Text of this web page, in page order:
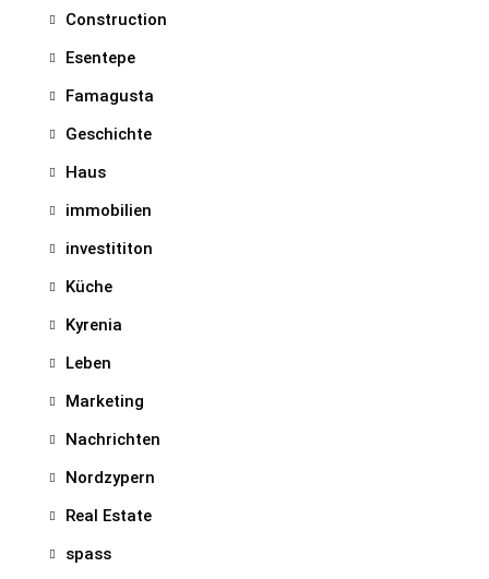
Construction
Esentepe
Famagusta
Geschichte
Haus
immobilien
investititon
Küche
Kyrenia
Leben
Marketing
Nachrichten
Nordzypern
Real Estate
spass